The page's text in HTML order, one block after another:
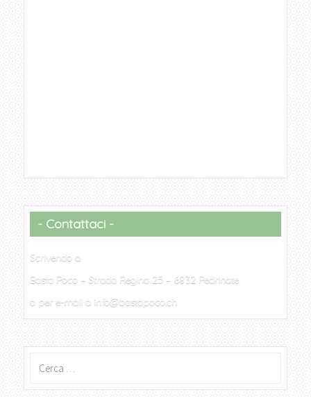
Contattaci
Scrivendo a
Basta Poco – Strada Regina 25 – 6832 Pedrinate
o per e-mail a info@bastapoco.ch